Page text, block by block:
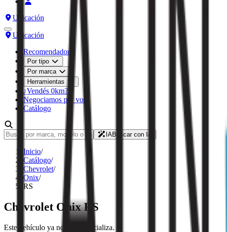
Ubicación
Ubicación
Recomendador
Por tipo
Por marca
Herramientas
¿Vendés 0km?
Negociamos por vos
Catálogo
IABuscar con IA
Inicio/
Catálogo/
Chevrolet/
Onix/
RS
Chevrolet Onix RS
Este vehículo ya no se comercializa.